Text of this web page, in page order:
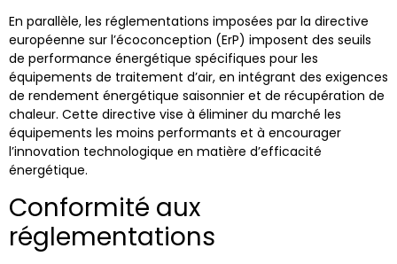
En parallèle, les réglementations imposées par la directive
européenne sur l’écoconception (ErP) imposent des seuils
de performance énergétique spécifiques pour les
équipements de traitement d’air, en intégrant des exigences
de rendement énergétique saisonnier et de récupération de
chaleur. Cette directive vise à éliminer du marché les
équipements les moins performants et à encourager
l’innovation technologique en matière d’efficacité
énergétique.
Conformité aux
réglementations